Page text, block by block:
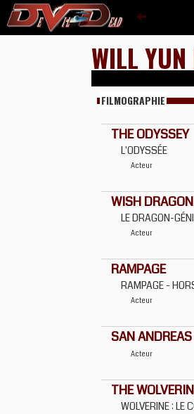
WILL YUN
FILMOGRAPHIE
THE ODYSSEY
L'ODYSSÉE
Acteur
WISH DRAGON
LE DRAGON-
Acteur
RAMPAGE
RAMPAGE -
Acteur
SAN ANDREAS
Acteur
THE
WOLVERINE : LE